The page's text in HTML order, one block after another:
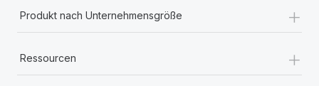
Produkt nach Unternehmensgröße +
Ressourcen +